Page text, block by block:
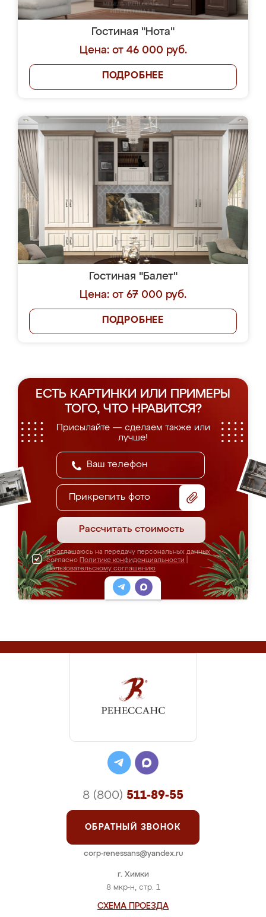
Гостиная "Нота"
Цена: от 46 000 руб.
ПОДРОБНЕЕ
Гостиная "Балет"
Цена: от 67 000 руб.
ПОДРОБНЕЕ
ЕСТЬ КАРТИНКИ ИЛИ ПРИМЕРЫ
ТОГО, ЧТО НРАВИТСЯ?
Присылайте — сделаем также или
лучше!
Прикрепить фото
Рассчитать стоимость
Я соглашаюсь на передачу персональных данных
согласно Политике конфиденциальности
Пользовательскому соглашению
г. Химки
8 мкр-н, стр. 1
СХЕМА ПРОЕЗДА
8 (800) 511-89-55
ОБРАТНЫЙ ЗВОНОК
corp-renessans@yandex.ru